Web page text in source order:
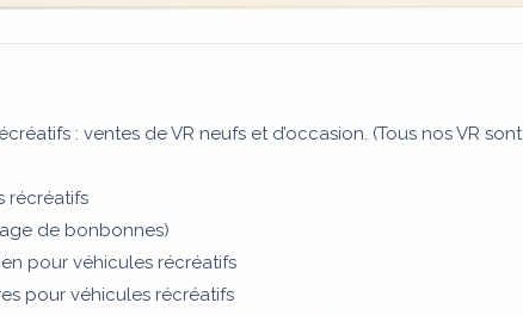
: ventes de VR neufs et d’occasion. (Tous nos VR sont
récréatifs
de bonbonnes)
pour véhicules récréatifs
pour véhicules récréatifs